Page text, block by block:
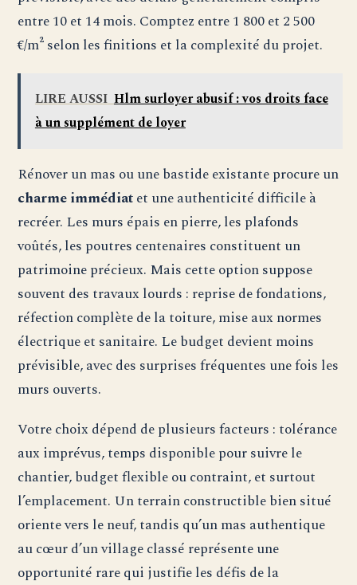
entre 10 et 14 mois. Comptez entre 1 800 et 2 500
€/m² selon les finitions et la complexité du projet.
LIRE AUSSI Hlm surloyer abusif : vos droits face
à un supplément de loyer
Rénover un mas ou une bastide existante procure un
charme immédiatet une authenticité difficile à
recréer. Les murs épais en pierre, les plafonds
voûtés, les poutres centenaires constituent un
patrimoine précieux. Mais cette option suppose
souvent des travaux lourds : reprise de fondations,
réfection complète de la toiture, mise aux normes
électrique et sanitaire. Le budget devient moins
prévisible, avec des surprises fréquentes une fois les
murs ouverts.
Votre choix dépend de plusieurs facteurs : tolérance
aux imprévus, temps disponible pour suivre le
chantier, budget flexible ou contraint, et surtout
l’emplacement. Un terrain constructible bien situé
oriente vers le neuf, tandis qu’un mas authentique
au cœur d’un village classé représente une
opportunité rare qui justifie les défis de la